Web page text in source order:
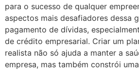
para o sucesso de qualquer
aspectos mais desafiadores dessa
pagamento de dívidas,
de crédito empresarial. Criar um
realista não só ajuda a manter a
empresa, mas também constrói